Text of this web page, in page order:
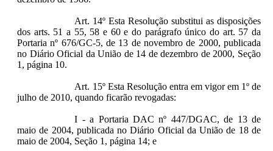
Art. 14º Esta Resolução substitui as disposições
dos arts. 51 a 55, 58 e 60 e do parágrafo único do art. 57 da
Portaria nº 676/GC-5, de 13 de novembro de 2000, publicada
no Diário Oficial da União de 14 de dezembro de 2000, Seção
1, página 10.
Art. 15º Esta Resolução entra em vigor em 1º de
julho de 2010, quando ficarão revogadas:
I - a Portaria DAC nº 447/DGAC, de 13 de
maio de 2004, publicada no Diário Oficial da União de 18 de
maio de 2004, Seção 1, página 14; e